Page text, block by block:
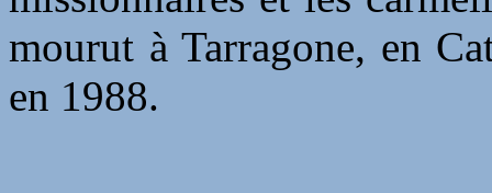
mourut à Tarragone, en
en 1988.